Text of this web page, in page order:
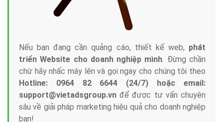
Công ty Việt Ads thành lập từ năm 2013
với bề dày kinh nghiệm sẽ tư vấn xây dựng và phát
triển thương hiệu của doanh nghiệp bạn với mức chi
phí mà bạn có thể đầu tư cho marketing online. Đội
ngũ kỹ thuật quảng cáo trực tuyến, SEO, lập trình
Web chuyên sâu trong nghề, được đào tạo bài bản tại
trung tâm marketing online uy tín hàng năm, luôn đem
đến cho khách hàng sản phẩm/ dịch vụ chất
lượng.